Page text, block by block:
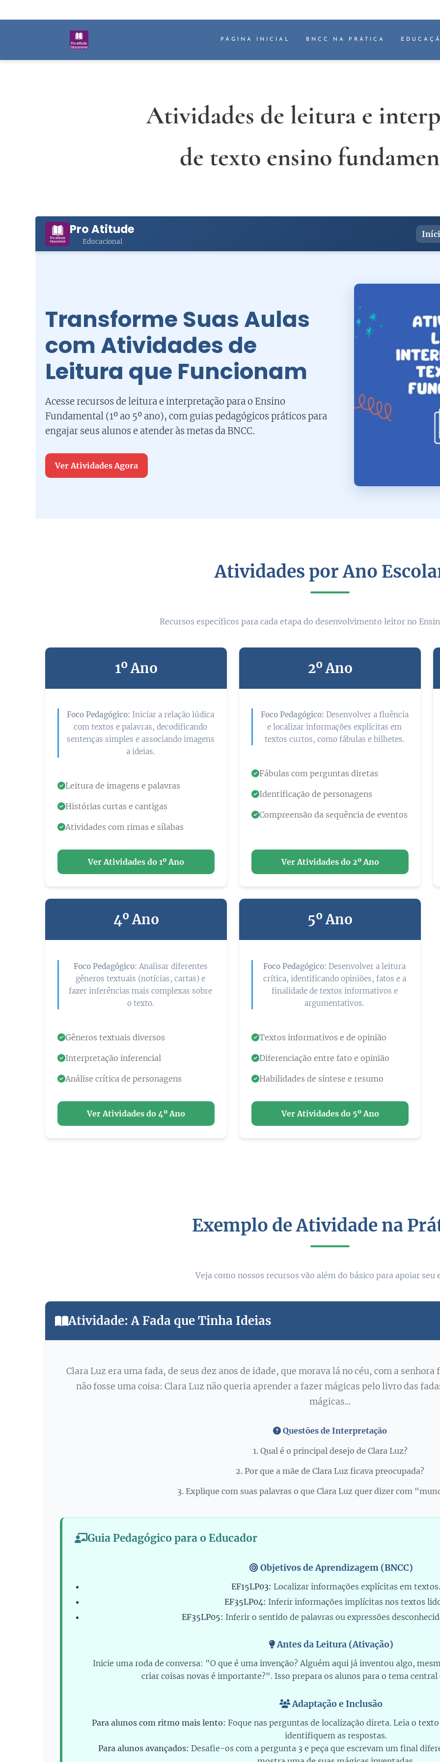
PÁGINA INICIAL BNCC NA PRÁTICA
Atividades de leitura e
de texto ensino
Pro Atitude
Educacional
Transforme Suas Aulas
com Atividades de
Leitura que Funcionam
Acesse recursos de leitura e interpretação para o Ensino
Fundamental (1º ao 5º ano), com guias pedagógicos práticos para
engajar seus alunos e atender às metas da BNCC.
Ver Atividades Agora
Atividades por Ano
Recursos específicos para cada etapa do desenvolvimento leitor no
1º Ano
Foco Pedagógico: Iniciar a relação lúdica
com textos e palavras, decodificando
sentenças simples e associando imagens
a ideias.
Leitura de imagens e palavras
Histórias curtas e cantigas
Atividades com rimas e sílabas
Ver Atividades do 1º Ano
2º Ano
Foco Pedagógico: Desenvolver a fluência
e localizar informações explícitas em
textos curtos, como fábulas e bilhetes.
Fábulas com perguntas diretas
Identificação de personagens
Compreensão da sequência de eventos
Ver Atividades do 2º Ano
4º Ano
Foco Pedagógico: Analisar diferentes
gêneros textuais (notícias, cartas) e
fazer inferências mais complexas sobre
o texto.
Gêneros textuais diversos
Interpretação inferencial
Análise crítica de personagens
Ver Atividades do 4º Ano
5º Ano
Foco Pedagógico: Desenvolver a leitura
crítica, identificando opiniões, fatos e a
finalidade de textos informativos e
argumentativos.
Textos informativos e de opinião
Diferenciação entre fato e opinião
Habilidades de síntese e resumo
Ver Atividades do 5º Ano
Exemplo de Atividade na
Veja como nossos recursos vão além do básico para apoiar seu
Atividade: A Fada que Tinha Ideias
Clara Luz era uma fada, de seus dez anos de idade, que morava lá no céu, com a
não fosse uma coisa: Clara Luz não queria aprender a fazer mágicas pelo livro das
mágicas...
Questões de Interpretação
1. Qual é o principal desejo de Clara Luz?
2. Por que a mãe de Clara Luz ficava preocupada?
3. Explique com suas palavras o que Clara Luz quer dizer com
Guia Pedagógico para o Educador
Objetivos de Aprendizagem (BNCC)
EF15LP03: Localizar informações explícitas em textos.
EF35LP04: Inferir informações implícitas nos textos
EF35LP05: Inferir o sentido de palavras ou expressões
Antes da Leitura (Ativação)
Inicie uma roda de conversa: "O que é uma invenção? Alguém aqui já inventou algo,
criar coisas novas é importante?". Isso prepara os alunos para o tema
Adaptação e Inclusão
Para alunos com ritmo mais lento: Foque nas perguntas de localização direta. Leia o
identifiquem as respostas.
Para alunos avançados: Desafie-os com a pergunta 3 e peça que escrevam um final